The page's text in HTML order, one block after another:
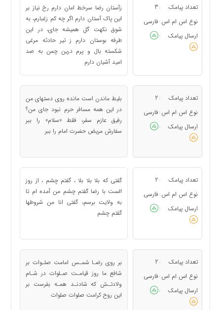
تعداد پیامک :
3
نوع اس ام اس : فارسی
ارسال پیامک
:
زآستان رضا سرخط امان دارم رخ نیاز بر
این پاک آستان دارم اگر چه کم زغبارم، به
شوق نکهت گل همیشه جای، در این
طرفه بوستان دارم ز تیر حادثه مرغی
شکسته بال و پرم درین چمن به صد
امید آشیان دارم
تعداد پیامک :
2
نوع اس ام اس : فارسی
ارسال پیامک
:
بلیط ماندن است مانده روی دستهای من
در این همه مسافر حرم نبود جای من؟
رفیق عازم سفر، فقط «سلام» را ببر
سفارش مریض حضرت امام را ببر
تعداد پیامک :
2
نوع اس ام اس : فارسی
ارسال پیامک
:
گفتی که بلا بلا بلا ، گفتم چشم ، از روز
الست با رضا گفتم چشم من آمده ام تا
به ولایت برسم، گفتی انا من شروطها
گفتم چشم
تعداد پیامک :
2
نوع اس ام اس : فارسی
ارسال پیامک
:
بر روی رضـا شمـس امامت صلـوات بر
شافع ما روز قیامـت صـلوات در شـام
ولادتـش که شادنـد همـه بفرست بر
این روح کرامت صلوات صلوات